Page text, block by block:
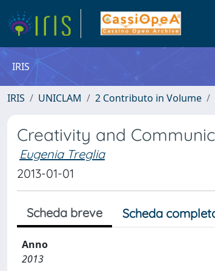
IRIS
IRIS UNICLAM 2 Contributo in Volume
Creativity and
Eugenia Treglia
2013-01-01
Scheda breve Scheda
Anno
2013